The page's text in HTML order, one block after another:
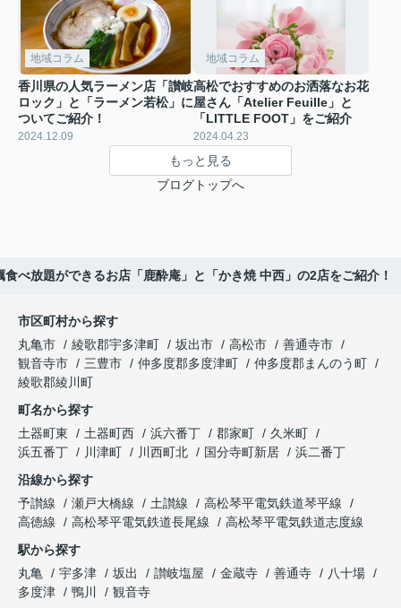
地域コラム
香川県の人気ラーメン店「讃岐
ロック」と「ラーメン若松」に
ついてご紹介！
2024.12.09
地域コラム
高松でおすすめのお洒落なお花
屋さん「Atelier Feuille」と
「LITTLE FOOT」をご紹介
2024.04.23
もっと見る
ブログトップへ
食べ放題ができるお店「鹿酔庵」と「かき焼 中西」の2店をご紹介！
市区町村から探す
丸亀市
綾歌郡宇多津町 坂出市 高松市
善通寺市
観音寺市
三豊市 仲多度郡多度津町
仲多度郡まんのう町
綾歌郡綾川町
町名から探す
土器町東
土器町西 浜六番丁 郡家町
久米町
浜五番丁
川津町 川西町北 国分寺町新居
浜二番丁
沿線から探す
予讃線
瀬戸大橋線 土讃線
高松琴平電気鉄道琴平線
高徳線
高松琴平電気鉄道長尾線
高松琴平電気鉄道志度線
駅から探す
丸亀
宇多津 坂出 讃岐塩屋 金蔵寺 善通寺
八十場
多度津
鴨川 観音寺